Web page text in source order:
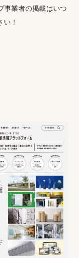
事業者の掲載はいつ
！